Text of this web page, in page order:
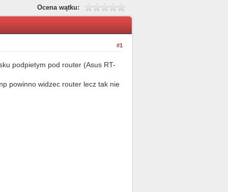
Ocena wątku:
#1
podpietym pod router (Asus RT-
powinno widzec router lecz tak nie